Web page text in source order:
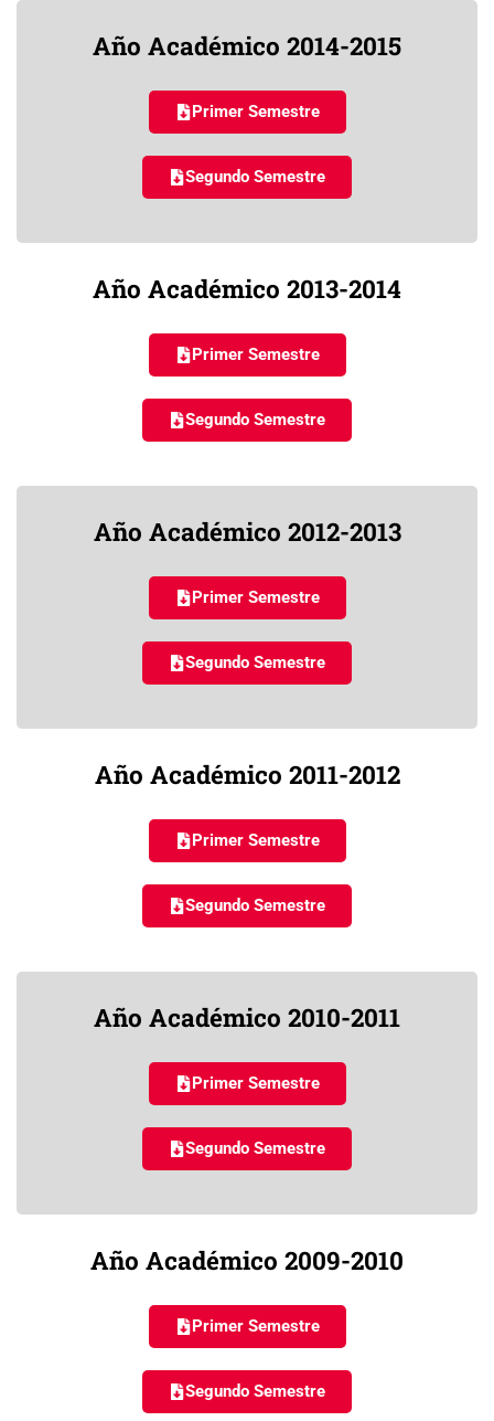
Año Académico 2014-2015
Primer Semestre
Segundo Semestre
Año Académico 2013-2014
Primer Semestre
Segundo Semestre
Año Académico 2012-2013
Primer Semestre
Segundo Semestre
Año Académico 2011-2012
Primer Semestre
Segundo Semestre
Año Académico 2010-2011
Primer Semestre
Segundo Semestre
Año Académico 2009-2010
Primer Semestre
Segundo Semestre